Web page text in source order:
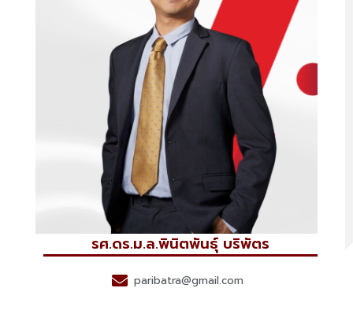
รศ.ดร.ม.ล.พินิตพันธุ์ บริพัตร
paribatra@gmail.com